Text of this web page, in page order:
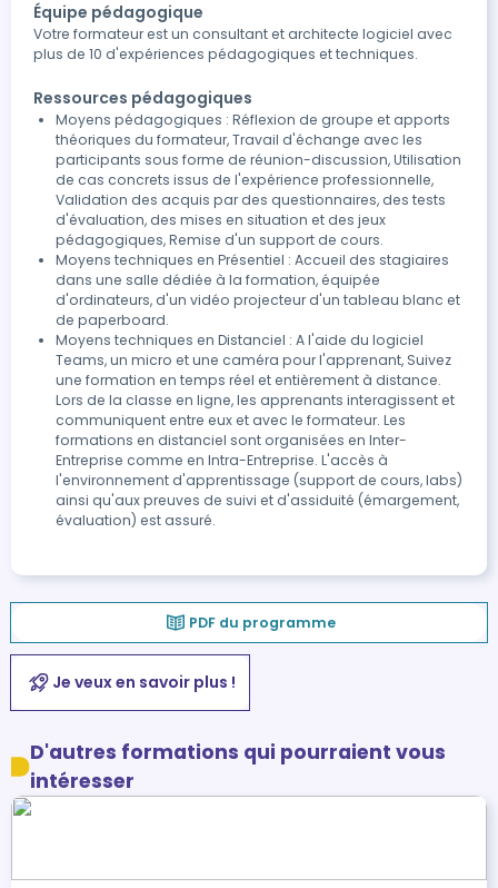
Équipe pédagogique
Votre formateur est un consultant et architecte logiciel avec
plus de 10 d'expériences pédagogiques et techniques.
Ressources pédagogiques
Moyens pédagogiques : Réflexion de groupe et apports
théoriques du formateur, Travail d'échange avec les
participants sous forme de réunion-discussion, Utilisation
de cas concrets issus de l'expérience professionnelle,
Validation des acquis par des questionnaires, des tests
d'évaluation, des mises en situation et des jeux
pédagogiques, Remise d'un support de cours.
Moyens techniques en Présentiel : Accueil des stagiaires
dans une salle dédiée à la formation, équipée
d'ordinateurs, d'un vidéo projecteur d'un tableau blanc et
de paperboard.
Moyens techniques en Distanciel : A l'aide du logiciel
Teams, un micro et une caméra pour l'apprenant, Suivez
une formation en temps réel et entièrement à distance.
Lors de la classe en ligne, les apprenants interagissent et
communiquent entre eux et avec le formateur. Les
formations en distanciel sont organisées en Inter-
Entreprise comme en Intra-Entreprise. L'accès à
l'environnement d'apprentissage (support de cours, labs)
ainsi qu'aux preuves de suivi et d'assiduité (émargement,
évaluation) est assuré.
PDF du programme
Je veux en savoir plus !
D'autres formations qui pourraient vous
intéresser